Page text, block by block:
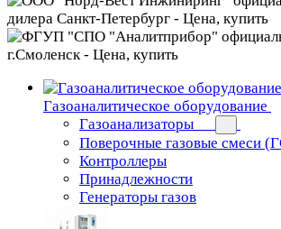
Газоаналитическое оборудование
Газоанализаторы
Поверочные газовые смеси
Контроллеры
Принадлежности
Генераторы газов